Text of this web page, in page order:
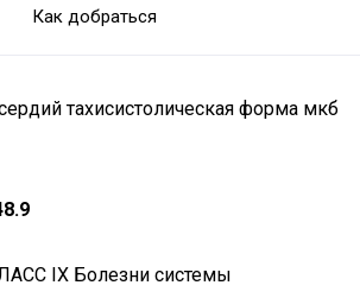
Как добраться
тахисистолическая форма мкб
IX Болезни системы